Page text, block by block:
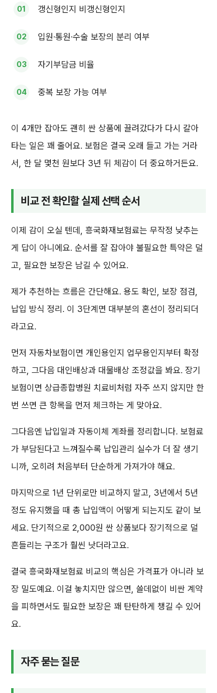
갱신형인지 비갱신형인지
입원·통원·수술 보장의 분리 여부
자기부담금 비율
중복 보장 가능 여부
이 4개만 잡아도 괜히 싼 상품에 끌려갔다가 다시 갈아
타는 일은 꽤 줄어요. 보험은 결국 오래 들고 가는 거라
서, 한 달 몇천 원보다 3년 뒤 체감이 더 중요하거든요.
비교 전 확인할 실제 선택 순서
이제 감이 오실 텐데, 흥국화재보험료는 무작정 낮추는
게 답이 아니에요. 순서를 잘 잡아야 불필요한 특약은 덜
고, 필요한 보장은 남길 수 있어요.
제가 추천하는 흐름은 간단해요. 용도 확인, 보장 점검,
납입 방식 정리. 이 3단계면 대부분의 혼선이 정리되더
라고요.
먼저 자동차보험이면 개인용인지 업무용인지부터 확정
하고, 그다음 대인배상과 대물배상 조정값을 봐요. 장기
보험이면 상급종합병원 치료비처럼 자주 쓰지 않지만 한
번 쓰면 큰 항목을 먼저 체크하는 게 맞아요.
그다음엔 납입일과 자동이체 계좌를 정리합니다. 보험료
가 부담된다고 느껴질수록 납입관리 실수가 더 잘 생기
니까, 오히려 처음부터 단순하게 가져가야 해요.
마지막으로 1년 단위로만 비교하지 말고, 3년에서 5년
정도 유지했을 때 총 납입액이 어떻게 되는지도 같이 보
세요. 단기적으로 2,000원 싼 상품보다 장기적으로 덜
흔들리는 구조가 훨씬 낫더라고요.
결국 흥국화재보험료 비교의 핵심은 가격표가 아니라 보
장 밀도예요. 이걸 놓치지만 않으면, 쓸데없이 비싼 계약
을 피하면서도 필요한 보장은 꽤 탄탄하게 챙길 수 있어
요.
자주 묻는 질문